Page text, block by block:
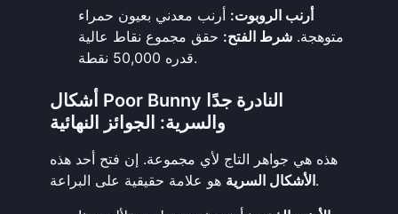
أرنب الروبوت: أرنب معدني بعيون حمراء
متوهجة. شرط الفتح: حقق مجموع نقاط عالية
قدره 50,000 نقطة.
أشكال Poor Bunny النادرة جدًا
والسرية: الجوائز النهائية
هذه هي جواهر التاج لأي مجموعة. إن فتح أحد هذه
الأشكال السريةهو علامة حقيقية على البراعة.